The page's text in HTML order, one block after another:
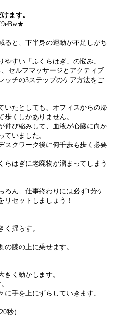
ます。
★
ると、下半身の運動が不足しがち
すい「ふくらはぎ」の悩み。
セルフマッサージとアクティブ
ッチの3ステップのケア方法をご
いたとしても、オフィスからの帰
歩くしかありません。
伸び縮みして、血液が心臓に向か
ていました。
スクワーク後に何千歩も歩く必要
らはぎに老廃物が溜まってしまう
ろん、仕事終わりには必ず1分ケ
リセットしましょう！
く揺らす。
の膝の上に乗せます。
きく動かします。
手を上にずらしていきます。
秒）